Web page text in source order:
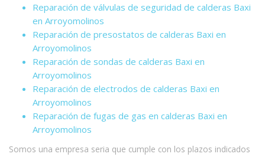
Reparación de válvulas de seguridad de calderas Baxi
en Arroyomolinos
Reparación de presostatos de calderas Baxi en
Arroyomolinos
Reparación de sondas de calderas Baxi en
Arroyomolinos
Reparación de electrodos de calderas Baxi en
Arroyomolinos
Reparación de fugas de gas en calderas Baxi en
Arroyomolinos
Somos una empresa seria que cumple con los plazos indicados